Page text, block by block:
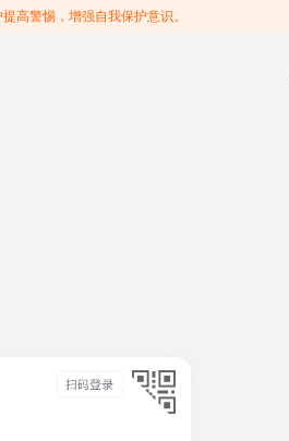
高警惕，增强自我保护意识。